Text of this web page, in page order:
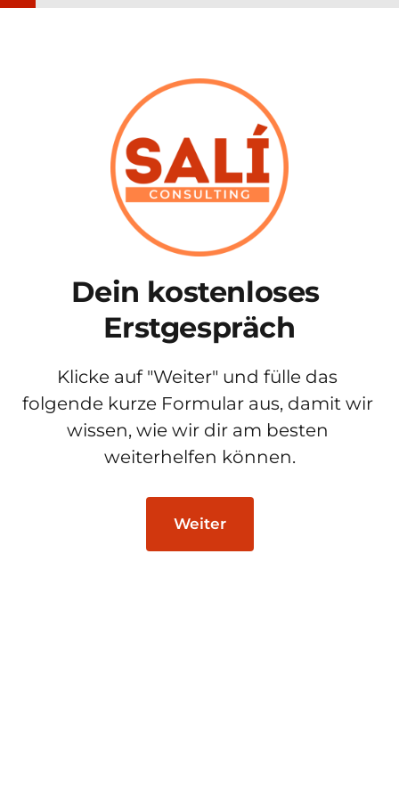
Dein kostenloses
Erstgespräch
Klicke auf "Weiter" und fülle das
folgende kurze Formular aus, damit wir
wissen, wie wir dir am besten
weiterhelfen können.
Weiter